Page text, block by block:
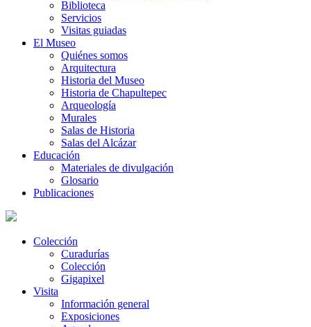
Biblioteca
Servicios
Visitas guiadas
El Museo
Quiénes somos
Arquitectura
Historia del Museo
Historia de Chapultepec
Arqueología
Murales
Salas de Historia
Salas del Alcázar
Educación
Materiales de divulgación
Glosario
Publicaciones
Colección
Curadurías
Colección
Gigapixel
Visita
Información general
Exposiciones